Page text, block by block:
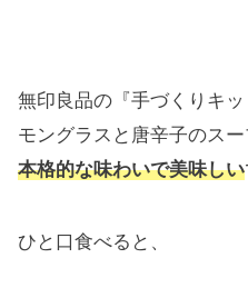
無印良品の『手づくりキ
モングラスと唐辛子のス
本格的な味わいで美味しい
ひと口食べると、